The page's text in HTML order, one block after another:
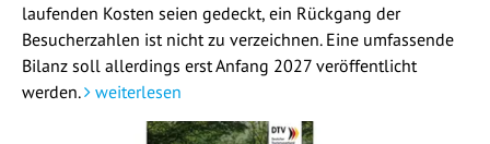
laufenden Kosten seien gedeckt, ein Rückgang der
Besucherzahlen ist nicht zu verzeichnen. Eine umfassende
Bilanz soll allerdings erst Anfang 2027 veröffentlicht
werden.
weiterlesen